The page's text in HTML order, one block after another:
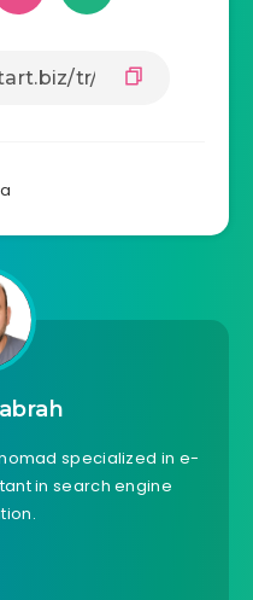
specialized in e-
in search engine